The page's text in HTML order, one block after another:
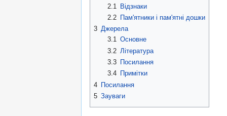
2.1
Відзнаки
2.2
Пам'ятники і пам'ятні дошки
3 Джерела
3.1 Основне
3.2 Література
3.3
Посилання
3.4
Примітки
4 Посилання
5 Зауваги